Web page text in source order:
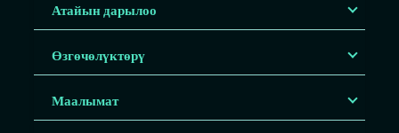
Атайын дарылоо
Өзгөчөлүктөрү
Маалымат